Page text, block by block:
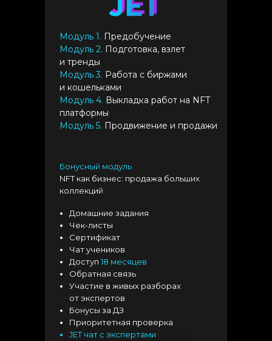
Домашние задания
Чек-листы
Сертификат
Чат учеников
Доступ 18 месяцев
Обратная связь
Участие в живых разборах
от экспертов
Бонусы за ДЗ
Приоритетная проверка
JET чат с экспертами
Бонусный модуль
NFT как бизнес: продажа больших
коллекций
Модуль 1. Предобучение
Модуль 2. Подготовка, взлет
и тренды
Модуль 3. Работа с биржами
и кошельками
Модуль 4. Выкладка работ на NFT
платформы
Модуль 5. Продвижение и продажи